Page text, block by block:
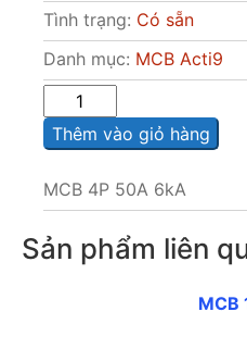
Tình trạng: Có sẵn
Danh mục: MCB Acti9
lượng
Thêm vào giỏ hàng
MCB 4P 50A 6kA
Sản phẩm liên
MCB